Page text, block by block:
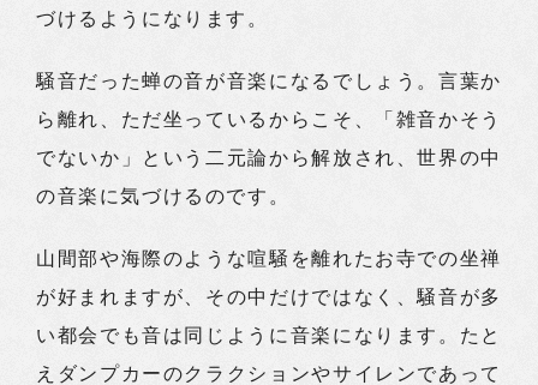
づけるようになります。
騒音だった蝉の音が音楽になるでしょう。言葉か
ら離れ、ただ坐っているからこそ、「雑音かそう
でないか」という二元論から解放され、世界の中
の音楽に気づけるのです。
山間部や海際のような喧騒を離れたお寺での坐禅
が好まれますが、その中だけではなく、騒音が多
い都会でも音は同じように音楽になります。たと
えダンプカーのクラクションやサイレンであって